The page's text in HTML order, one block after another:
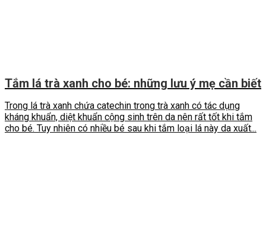
Tắm lá trà xanh cho bé: những lưu ý mẹ cần biết
Trong lá trà xanh chứa catechin trong trà xanh có tác dụng
kháng khuẩn, diệt khuẩn cộng sinh trên da nên rất tốt khi tắm
cho bé. Tuy nhiên có nhiều bé sau khi tắm loại lá này da xuất...